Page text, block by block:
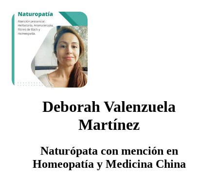
Deborah Valenzuela
Martínez
Naturópata con mención en
Homeopatía y Medicina China